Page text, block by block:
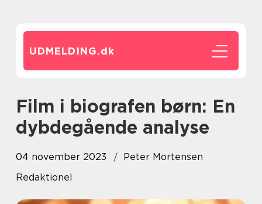
UDMELDING.dk
Film i biografen børn: En
dybdegående analyse
04 november 2023
Peter Mortensen
Redaktionel